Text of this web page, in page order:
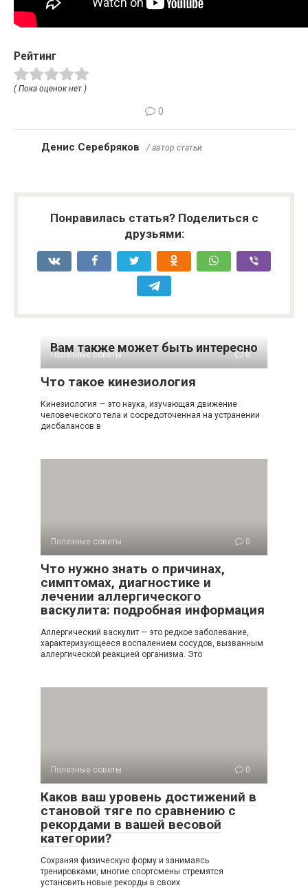
Рейтинг
( Пока оценок нет )
0
Денис Серебряков / автор статьи
Понравилась статья? Поделиться с
друзьями:
Вам также может быть интересно
Полезные советы 0
Что такое кинезиология
Кинезиология — это наука, изучающая движение
человеческого тела и сосредоточенная на устранении
дисбалансов в
Полезные советы 0
Что нужно знать о причинах,
симптомах, диагностике и
лечении аллергического
васкулита: подробная информация
Аллергический васкулит — это редкое заболевание,
характеризующееся воспалением сосудов, вызванным
аллергической реакцией организма. Это
Полезные советы 0
Каков ваш уровень достижений в
становой тяге по сравнению с
рекордами в вашей весовой
категории?
Сохраняя физическую форму и занимаясь
тренировками, многие спортсмены стремятся
установить новые рекорды в своих